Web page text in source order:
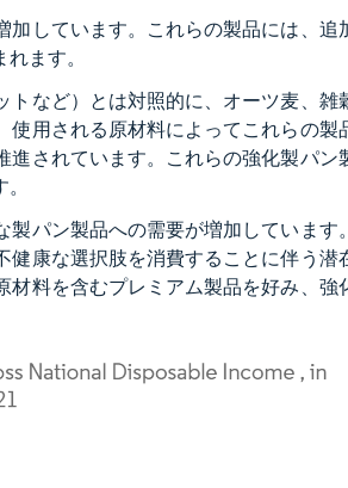
しています。これらの製品には、追
ます。
など）とは対照的に、オーツ麦、雑
用される原材料によってこれらの製
されています。これらの強化製パン
パン製品への需要が増加しています
康な選択肢を消費することに伴う潜
料を含むプレミアム製品を好み、強